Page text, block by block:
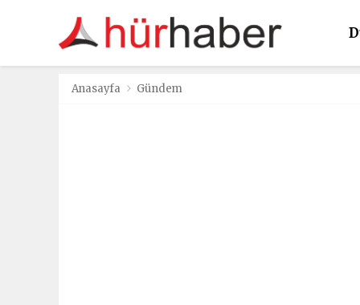
Anasayfa Gündem